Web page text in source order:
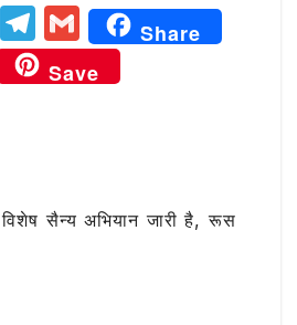
W
p
T
el
e
m
G
m
ai
Share
Save
विशेष सैन्य अभियान जारी है, रूस